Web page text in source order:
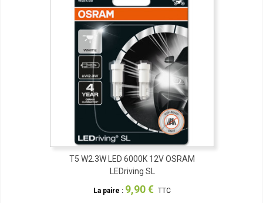
T5 W2.3W LED 6000K 12V OSRAM
LEDriving SL
La paire : 9,90 € TTC